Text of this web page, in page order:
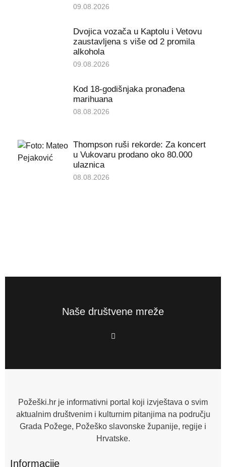
09.08.2026
Dvojica vozača u Kaptolu i Vetovu
zaustavljena s više od 2 promila
alkohola
09.08.2026
Kod 18-godišnjaka pronađena
marihuana
08.08.2026
Thompson ruši rekorde: Za koncert
u Vukovaru prodano oko 80.000
ulaznica
08.08.2026
Naše društvene mreže
F
a
o
f
Požeški.hr je informativni portal koji izvještava o svim
aktualnim društvenim i kulturnim pitanjima na području
Grada Požege, Požeško slavonske županije, regije i
Hrvatske.
Informacije